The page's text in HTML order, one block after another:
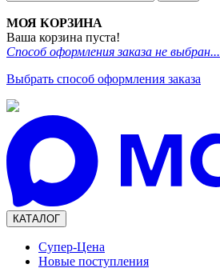
МОЯ КОРЗИНА
Ваша корзина пуста!
Способ оформления заказа не выбран...
Выбрать способ оформления заказа
КАТАЛОГ
Супер-Цена
Новые поступления